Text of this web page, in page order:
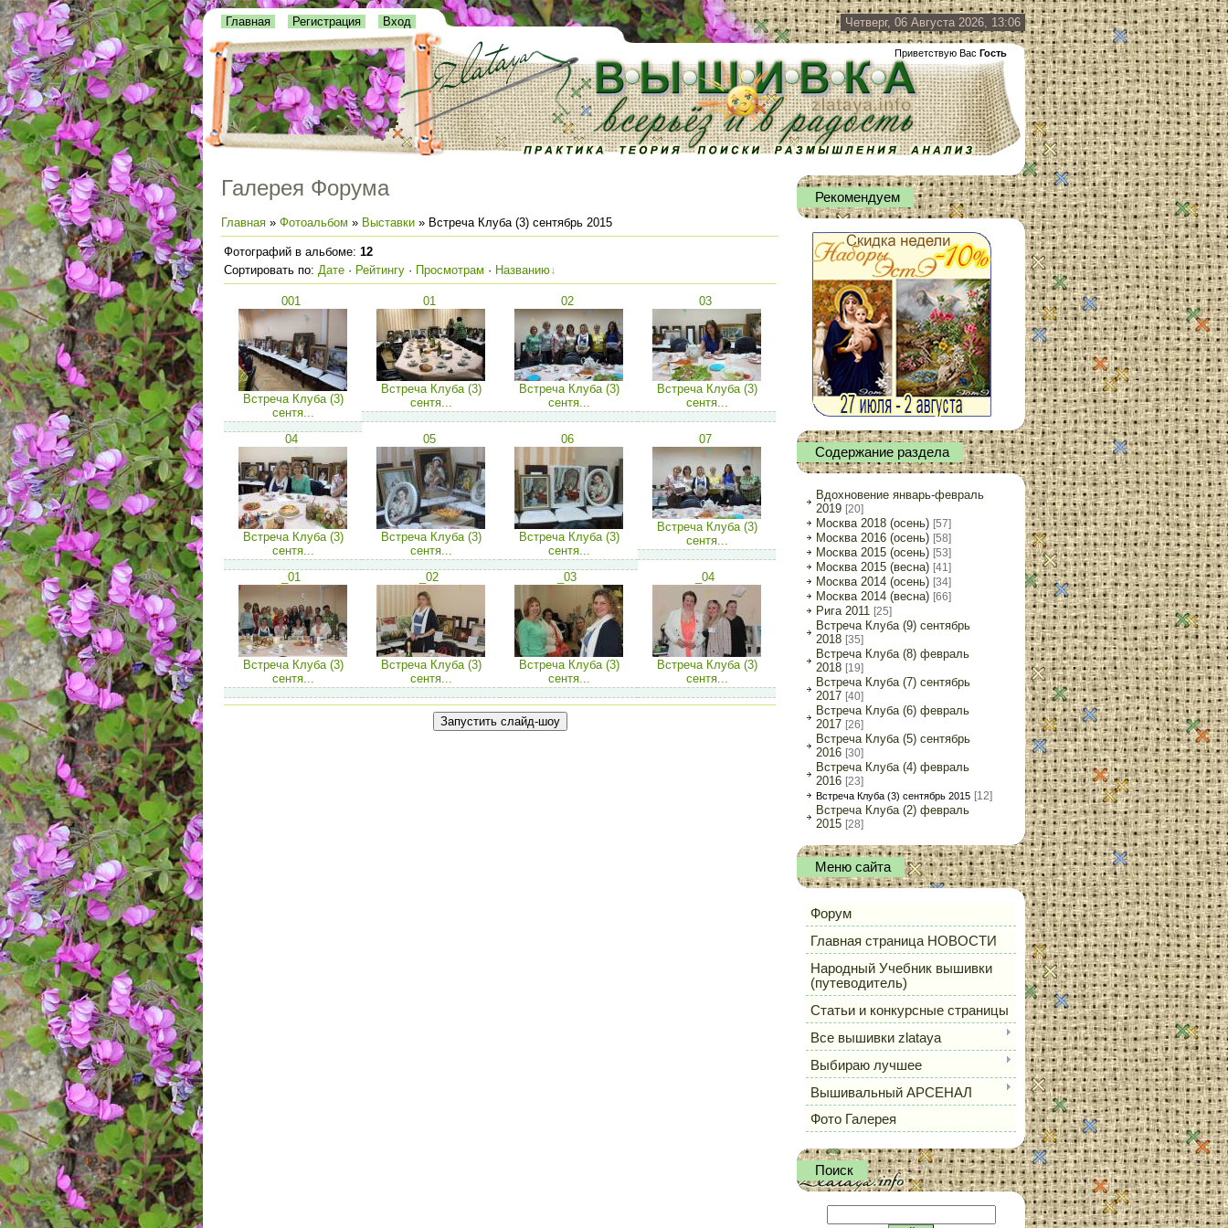
Четверг, 06 Августа 2026, 13:06
Приветствую Вас Гость
Главная Регистрация Вход
Галерея Форума
Главная » Фотоальбом » Выставки » Встреча Клуба (3) сентябрь 2015
Фотографий в альбоме: 12
Сортировать по: Дате · Рейтингу · Просмотрам · Названию
001
Встреча Клуба (3)
сентя...
01
Встреча Клуба (3)
сентя...
02
Встреча Клуба (3)
сентя...
03
Встреча Клуба (3)
сентя...
04
Встреча Клуба (3)
сентя...
05
Встреча Клуба (3)
сентя...
06
Встреча Клуба (3)
сентя...
07
Встреча Клуба (3)
сентя...
_01
Встреча Клуба (3)
сентя...
_02
Встреча Клуба (3)
сентя...
_03
Встреча Клуба (3)
сентя...
_04
Встреча Клуба (3)
сентя...
Рекомендуем
Содержание раздела
Вдохновение январь-февраль
2019 [20]
Москва 2018 (осень) [57]
Москва 2016 (осень) [58]
Москва 2015 (осень) [53]
Москва 2015 (весна) [41]
Москва 2014 (осень) [34]
Москва 2014 (весна) [66]
Рига 2011 [25]
Встреча Клуба (9) сентябрь
2018 [35]
Встреча Клуба (8) февраль
2018 [19]
Встреча Клуба (7) сентябрь
2017 [40]
Встреча Клуба (6) февраль
2017 [26]
Встреча Клуба (5) сентябрь
2016 [30]
Встреча Клуба (4) февраль
2016 [23]
Встреча Клуба (3) сентябрь 2015 [12]
Встреча Клуба (2) февраль
2015 [28]
Меню сайта
Форум
Главная страница НОВОСТИ
Народный Учебник вышивки
(путеводитель)
Статьи и конкурсные страницы
Все вышивки zlataya
Выбираю лучшее
Вышивальный АРСЕНАЛ
Фото Галерея
Поиск